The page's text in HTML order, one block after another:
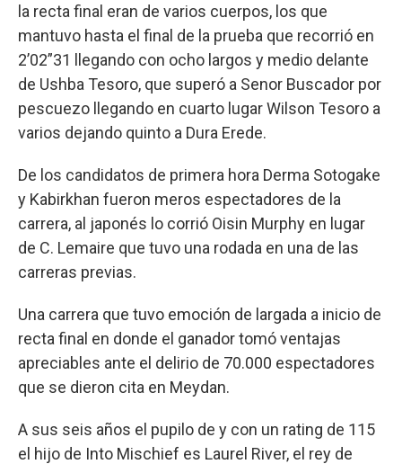
la recta final eran de varios cuerpos, los que
mantuvo hasta el final de la prueba que recorrió en
2’02”31 llegando con ocho largos y medio delante
de Ushba Tesoro, que superó a Senor Buscador por
pescuezo llegando en cuarto lugar Wilson Tesoro a
varios dejando quinto a Dura Erede.
De los candidatos de primera hora Derma Sotogake
y Kabirkhan fueron meros espectadores de la
carrera, al japonés lo corrió Oisin Murphy en lugar
de C. Lemaire que tuvo una rodada en una de las
carreras previas.
Una carrera que tuvo emoción de largada a inicio de
recta final en donde el ganador tomó ventajas
apreciables ante el delirio de 70.000 espectadores
que se dieron cita en Meydan.
A sus seis años el pupilo de y con un rating de 115
el hijo de Into Mischief es Laurel River, el rey de